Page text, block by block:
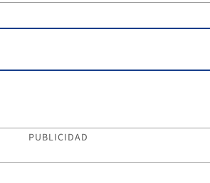
PUBLICIDAD